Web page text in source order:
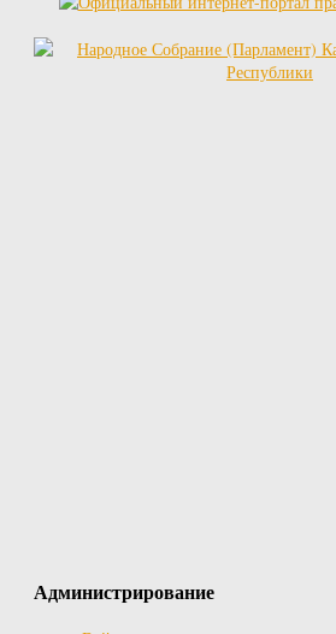
Администрирование